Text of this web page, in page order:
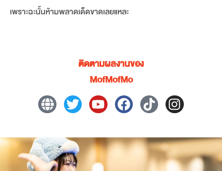
เพราะฉะนั้นห้ามพลาดเด็ดขาดเลยแหละ
ติดตามผลงานของ
MofMofMo